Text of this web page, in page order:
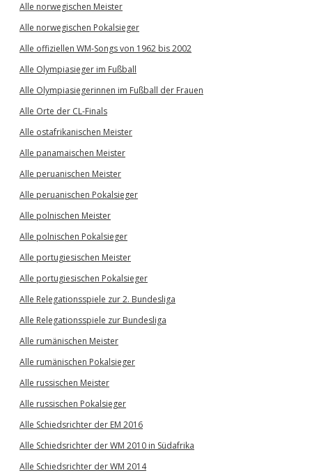
Alle norwegischen Meister
Alle norwegischen Pokalsieger
Alle offiziellen WM-Songs von 1962 bis 2002
Alle Olympiasieger im Fußball
Alle Olympiasiegerinnen im Fußball der Frauen
Alle Orte der CL-Finals
Alle ostafrikanischen Meister
Alle panamaischen Meister
Alle peruanischen Meister
Alle peruanischen Pokalsieger
Alle polnischen Meister
Alle polnischen Pokalsieger
Alle portugiesischen Meister
Alle portugiesischen Pokalsieger
Alle Relegationsspiele zur 2. Bundesliga
Alle Relegationsspiele zur Bundesliga
Alle rumänischen Meister
Alle rumänischen Pokalsieger
Alle russischen Meister
Alle russischen Pokalsieger
Alle Schiedsrichter der EM 2016
Alle Schiedsrichter der WM 2010 in Südafrika
Alle Schiedsrichter der WM 2014